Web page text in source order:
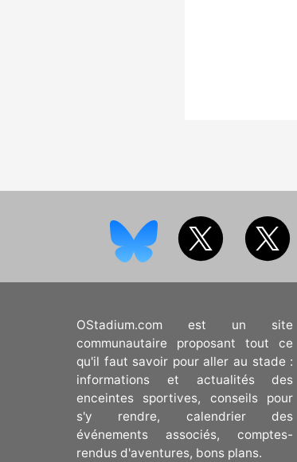
OStadium.com est un site
communautaire proposant tout ce
qu'il faut savoir pour aller au stade :
informations et actualités des
enceintes sportives, conseils pour
s'y rendre, calendrier des
événements associés, comptes-
rendus d'aventures, bons plans.